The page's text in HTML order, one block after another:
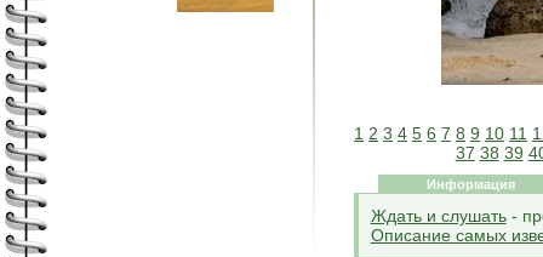
1 2 3 4 5 6 7 8 9 10 11
37 38 39
Информация
Ждать и слушать-
Описание самых